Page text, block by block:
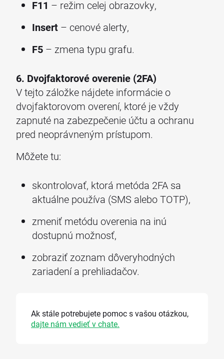
F11 – režim celej obrazovky,
Insert – cenové alerty,
F5 – zmena typu grafu.
6. Dvojfaktorové overenie (2FA)
V tejto záložke nájdete informácie o
dvojfaktorovom overení, ktoré je vždy
zapnuté na zabezpečenie účtu a ochranu
pred neoprávneným prístupom.
Môžete tu:
skontrolovať, ktorá metóda 2FA sa
aktuálne používa (SMS alebo TOTP),
zmeniť metódu overenia na inú
dostupnú možnosť,
zobraziť zoznam dôveryhodných
zariadení a prehliadačov.
Ak stále potrebujete pomoc s vašou otázkou,
dajte nám vedieť v chate.